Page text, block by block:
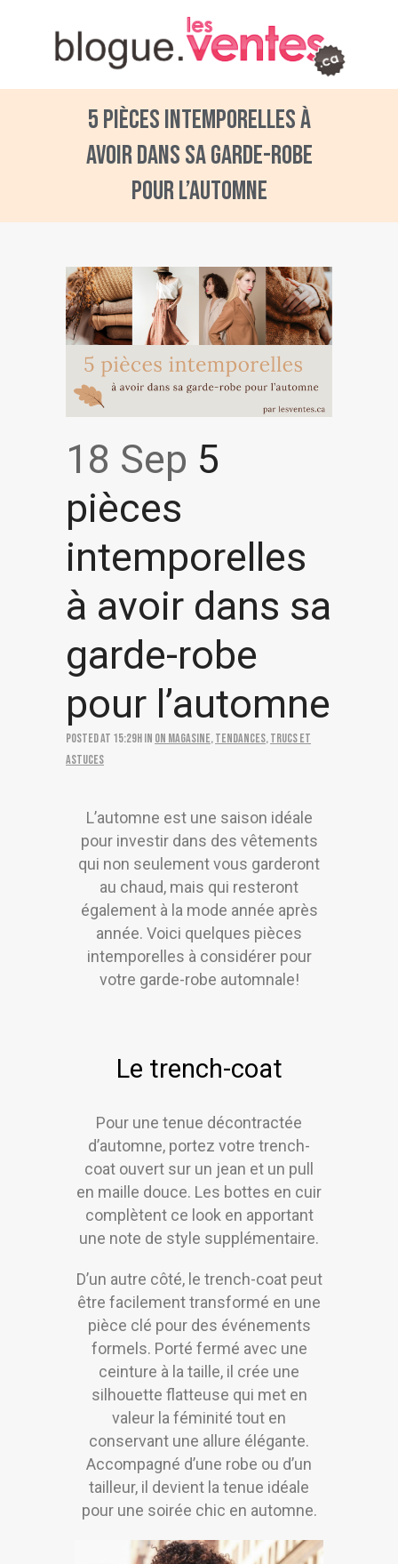
5 pièces intemporelles à
avoir dans sa garde-robe
pour l’automne
18 Sep 5
pièces
intemporelles
à avoir dans sa
garde-robe
pour l’automne
Posted at 15:29hin On magasine,Tendances,Trucs et
astuces
L’automne est une saison idéale
pour investir dans des vêtements
qui non seulement vous garderont
au chaud, mais qui resteront
également à la mode année après
année. Voici quelques pièces
intemporelles à considérer pour
votre garde-robe automnale!
Le trench-coat
Pour une tenue décontractée
d’automne, portez votre trench-
coat ouvert sur un jean et un pull
en maille douce. Les bottes en cuir
complètent ce look en apportant
une note de style supplémentaire.
D’un autre côté, le trench-coat peut
être facilement transformé en une
pièce clé pour des événements
formels. Porté fermé avec une
ceinture à la taille, il crée une
silhouette flatteuse qui met en
valeur la féminité tout en
conservant une allure élégante.
Accompagné d’une robe ou d’un
tailleur, il devient la tenue idéale
pour une soirée chic en automne.